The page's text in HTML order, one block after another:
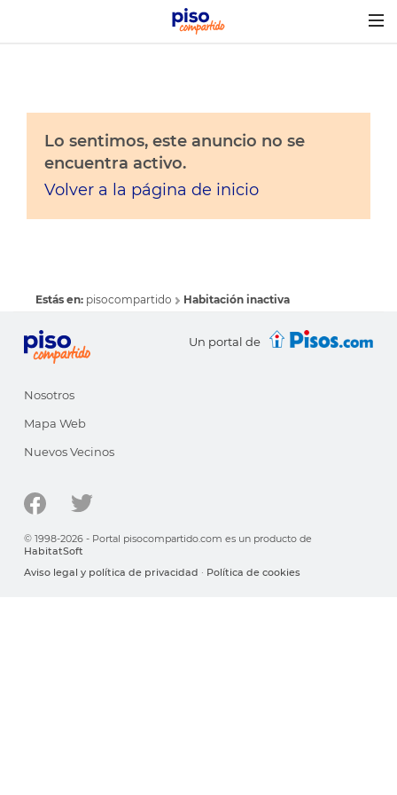
Lo sentimos, este anuncio no se
encuentra activo.
Volver a la página de inicio
Estás en: pisocompartido Habitación inactiva
Un portal de
Nosotros
Mapa Web
Nuevos Vecinos
© 1998-2026 - Portal pisocompartido.com es un producto de
HabitatSoft
Aviso legal y política de privacidad · Política de cookies